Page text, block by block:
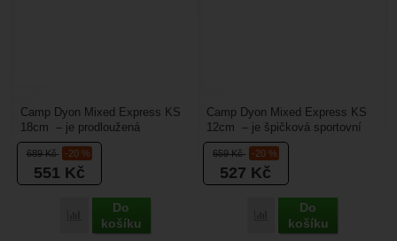
689Kč -20 %
551 Kč
Přidat 'Camp Dyon Mixed Express KS 18cm' k porovnání
Do
košíku
Camp Dyon Mixed Express KS
18cm – je prodloužená
sportovní expreska s
kombinovaným zámkem, vrchní
karabina...
659Kč -20 %
527 Kč
Přidat 'Camp Dyon
Do
košíku
Camp Dyon Mixed Express KS
12cm – je špičková sportovní
expreska s kombinovaným
zámkem, vrchní karabina...